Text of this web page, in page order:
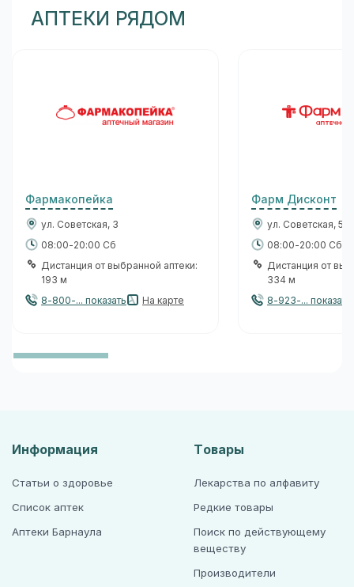
АПТЕКИ РЯДОМ
Фармакопейка
ул. Советская, 3
08:00-20:00 Сб
Дистанция от выбранной аптеки:
193 м
8-800-... показать
На карте
Фарм Дисконт
ул. Советская, 5
08:00-20:00 Сб
Дистанция от
334 м
8-923-... показать
Информация
Статьи о здоровье
Список аптек
Аптеки Барнаула
Товары
Лекарства по алфавиту
Редкие товары
Поиск по действующему
веществу
Производители